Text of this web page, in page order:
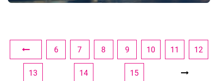
6 7 8 9 10 11 12
13 14 15